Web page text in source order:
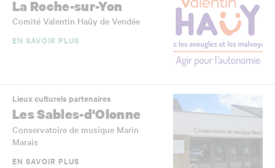
La Roche-sur-Yon
Comité Valentin Haüy de Vendée
EN SAVOIR PLUS
Lieux culturels partenaires
Les Sables-d'Olonne
Conservatoire de musique Marin
Marais
EN SAVOIR PLUS